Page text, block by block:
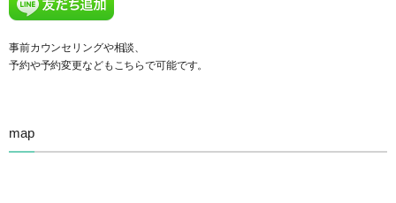
事前カウンセリングや相談、
予約や予約変更などもこちらで可能です。
map